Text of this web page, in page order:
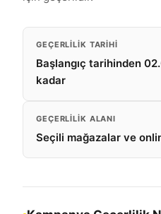
GEÇERLILIK TARIHI
Başlangıç tarihinden
kadar
GEÇERLILIK ALANI
Seçili mağazalar ve